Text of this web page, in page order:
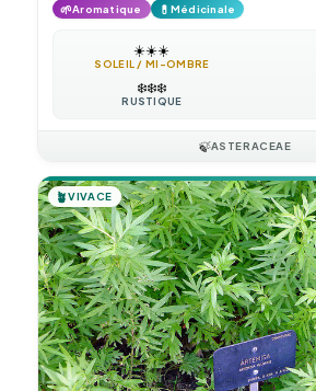
🌱Aromatique 💊 Médicinale
☀️☀️☀️
SOLEIL / MI-OMBRE
❄️❄️❄️
RUSTIQUE
🍃ASTERACEAE
🪴VIVACE